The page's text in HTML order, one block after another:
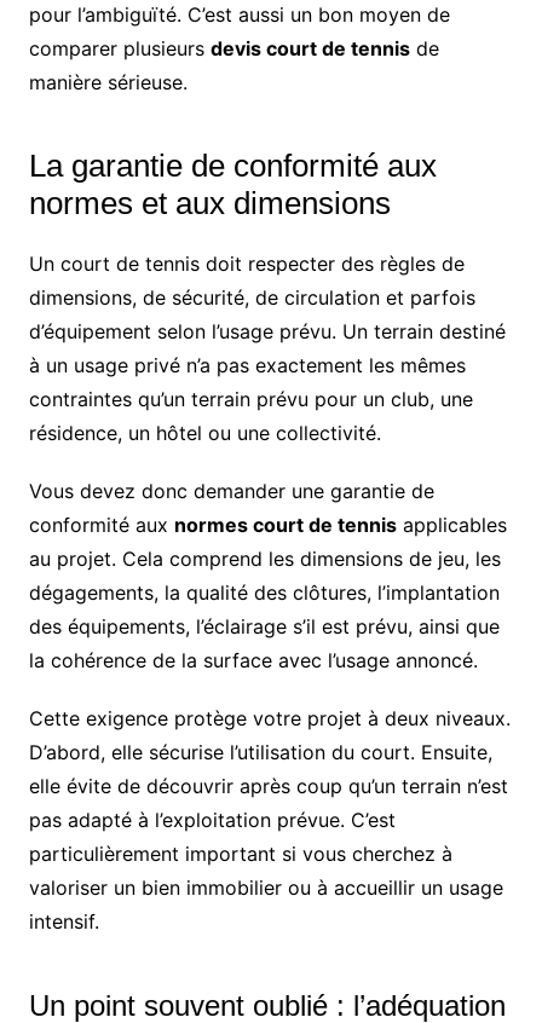
pour l’ambiguïté. C’est aussi un bon moyen de
comparer plusieurs devis court de tennisde
manière sérieuse.
La garantie de conformité aux
normes et aux dimensions
Un court de tennis doit respecter des règles de
dimensions, de sécurité, de circulation et parfois
d’équipement selon l’usage prévu. Un terrain destiné
à un usage privé n’a pas exactement les mêmes
contraintes qu’un terrain prévu pour un club, une
résidence, un hôtel ou une collectivité.
Vous devez donc demander une garantie de
conformité aux normes court de tennisapplicables
au projet. Cela comprend les dimensions de jeu, les
dégagements, la qualité des clôtures, l’implantation
des équipements, l’éclairage s’il est prévu, ainsi que
la cohérence de la surface avec l’usage annoncé.
Cette exigence protège votre projet à deux niveaux.
D’abord, elle sécurise l’utilisation du court. Ensuite,
elle évite de découvrir après coup qu’un terrain n’est
pas adapté à l’exploitation prévue. C’est
particulièrement important si vous cherchez à
valoriser un bien immobilier ou à accueillir un usage
intensif.
Un point souvent oublié : l’adéquation